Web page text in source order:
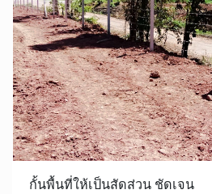
กั้นพื้นที่ให้เป็นสัดส่วน ชัดเจน